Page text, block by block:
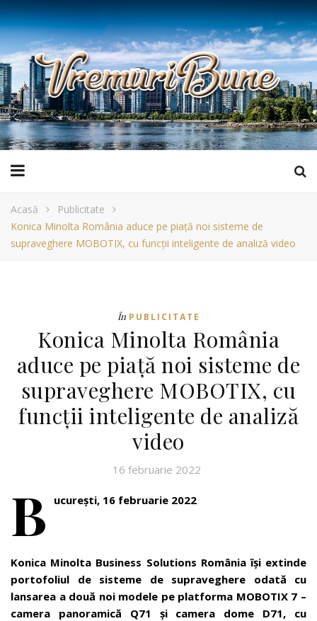
Acasă
Publicitate
Konica Minolta România aduce pe piață noi sisteme de
supraveghere MOBOTIX, cu funcții inteligente de analiză video
În PUBLICITATE
Konica Minolta România
aduce pe piață noi sisteme de
supraveghere MOBOTIX, cu
funcții inteligente de analiză
video
16 februarie 2022
B ucurești, 16 februarie 2022
Konica Minolta Business Solutions România își extinde
portofoliul de sisteme de supraveghere odată cu
lansarea a două noi modele pe platforma MOBOTIX 7 –
camera panoramică Q71 și camera dome D71, cu